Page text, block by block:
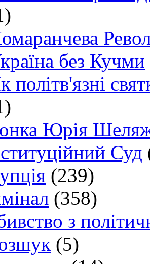
без Кучми
політв'язні
Юрія
Суд
(239)
(358)
з
(5)